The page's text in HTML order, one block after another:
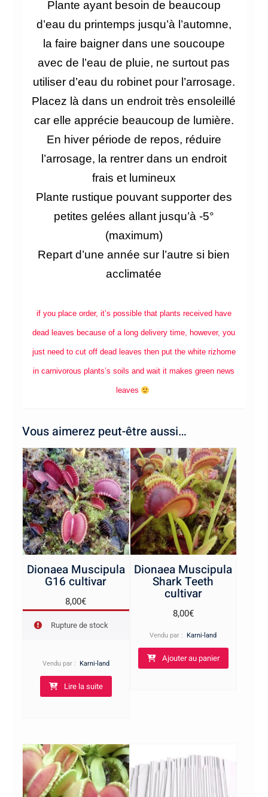
Plante ayant besoin de beaucoup
d’eau du printemps jusqu’à l’automne,
la faire baigner dans une soucoupe
avec de l’eau de pluie, ne surtout pas
utiliser d’eau du robinet pour l’arrosage.
Placez là dans un endroit très ensoleillé
car elle apprécie beaucoup de lumière.
En hiver période de repos, réduire
l’arrosage, la rentrer dans un endroit
frais et lumineux
Plante rustique pouvant supporter des
petites gelées allant jusqu’à -5°
(maximum)
Repart d’une année sur l’autre si bien
acclimatée
if you place order, it’s possible that plants received have
dead leaves because of a long delivery time, however, you
just need to cut off dead leaves then put the white rizhome
in carnivorous plants’s soils and wait it makes green news
leaves
Vous aimerez peut-être aussi…
Dionaea Muscipula
G16 cultivar
8,00€
Rupture de stock
Vendu par : Karni-land
Lire la suite
Dionaea Muscipula
Shark Teeth
cultivar
8,00€
Vendu par : Karni-land
Ajouter au panier